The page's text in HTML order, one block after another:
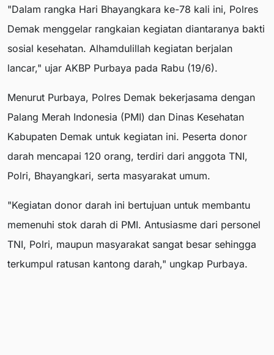
"Dalam rangka Hari Bhayangkara ke-78 kali ini, Polres
Demak menggelar rangkaian kegiatan diantaranya bakti
sosial kesehatan. Alhamdulillah kegiatan berjalan
lancar," ujar AKBP Purbaya pada Rabu (19/6).
Menurut Purbaya, Polres Demak bekerjasama dengan
Palang Merah Indonesia (PMI) dan Dinas Kesehatan
Kabupaten Demak untuk kegiatan ini. Peserta donor
darah mencapai 120 orang, terdiri dari anggota TNI,
Polri, Bhayangkari, serta masyarakat umum.
"Kegiatan donor darah ini bertujuan untuk membantu
memenuhi stok darah di PMI. Antusiasme dari personel
TNI, Polri, maupun masyarakat sangat besar sehingga
terkumpul ratusan kantong darah," ungkap Purbaya.